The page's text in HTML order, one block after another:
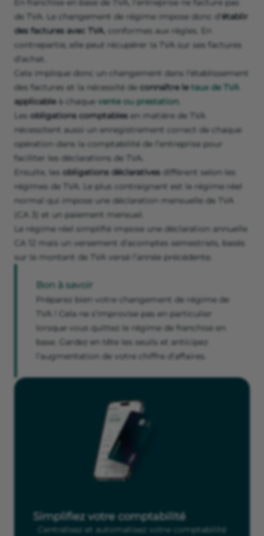
En franchise en base de TVA, l’entreprise ne facture pas
de TVA. Le changement de régime impose donc d’ établir
des factures avec TVA, conformes aux règles. En
contrepartie, elle peut récupérer la TVA sur ses factures
d’achat.
Cela implique donc un changement dans l'établissement
des factures et la nécessité de connaître letaux de TVA
applicableà chaque vente ou prestation.
Les obligations comptables en matière de TVA
nécessitent aussi un enregistrement correct de chaque
opération dans la comptabilité de l’entreprise pour
faciliter les déclarations de TVA.
Ensuite, les obligations déclaratives diffèrent selon les
régimes de TVA. Le plus contraignant est le régime réel
normal qui impose une déclaration mensuelle de TVA
(CA 3) et un paiement mensuel.
Le régime réel simplifié impose une déclaration annuelle
CA 12 mais un versement d’acomptes semestriels, basés
sur le montant de TVA versé l’année précédente.
Bon à savoir
Préparez bien votre changement de régime de
TVA ! Cela ne s’improvise pas en particulier
lorsque vous quittez le régime de franchise en
base. Gardez en tête les seuils et anticipez
l’augmentation de votre chiffre d’affaires.
Simplifiez votre comptabilité
Centralisez et automatisez votre comptabilité